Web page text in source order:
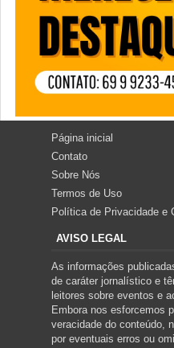
Página inicial
Contato
Sobre Nós
Termos de Uso
Política de Privacidade e
AVISO LEGAL
As informações
de caráter jornalístico e
leitores sobre eventos e
Embora nos esforcemos
veracidade do conteúdo,
por eventuais erros ou